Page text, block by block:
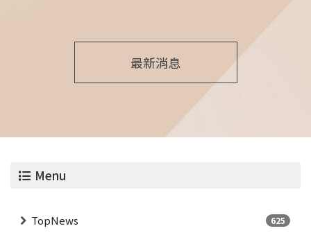
最新消息
Menu
TopNews 625